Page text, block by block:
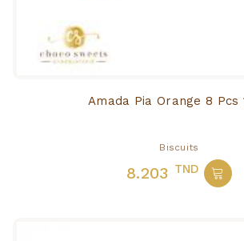
Amada Pia Orange 8 Pcs
Biscuits
8.203 TND